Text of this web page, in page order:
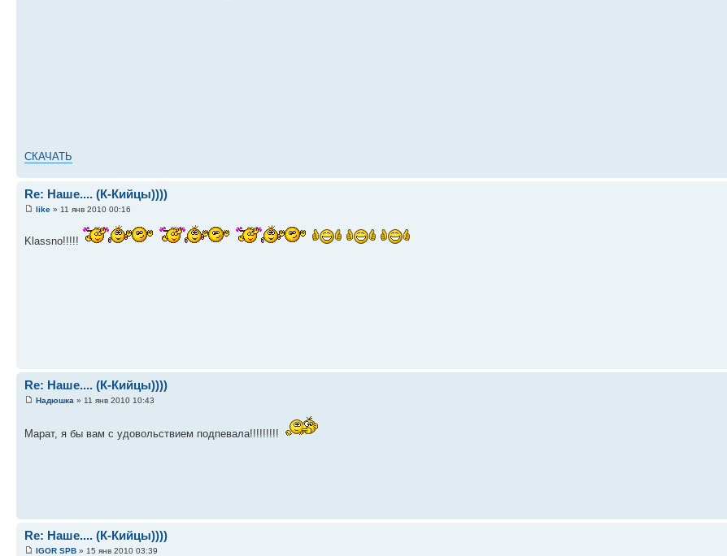
СКАЧАТЬ
Re: Наше.... (К-Кийцы))))
like » 11 янв 2010 00:16
Klassno!!!!!
Re: Наше.... (К-Кийцы))))
Надюшка » 11 янв 2010 10:43
Марат, я бы вам с удовольствием подпевала!!!!!!!!!
Re: Наше.... (К-Кийцы))))
IGOR SPB » 15 янв 2010 03:39